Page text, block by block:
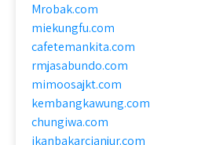
Mrobak.com
miekungfu.com
cafetemankita.com
rmjasabundo.com
mimoosajkt.com
kembangkawung.com
chungiwa.com
ikanbakarcianjur.com